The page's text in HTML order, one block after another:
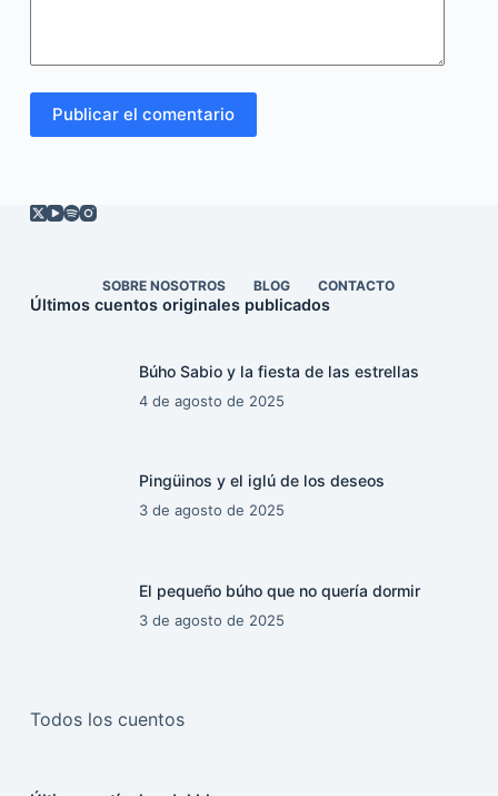
Publicar el comentario
SOBRE NOSOTROS BLOG CONTACTO
Últimos cuentos originales publicados
Búho Sabio y la fiesta de las estrellas
4 de agosto de 2025
Pingüinos y el iglú de los deseos
3 de agosto de 2025
El pequeño búho que no quería dormir
3 de agosto de 2025
Todos los cuentos